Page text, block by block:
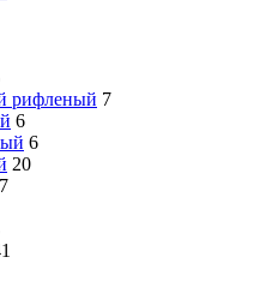
рифленый 7
6
6
20